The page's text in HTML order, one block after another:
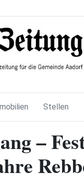
Stellen
–